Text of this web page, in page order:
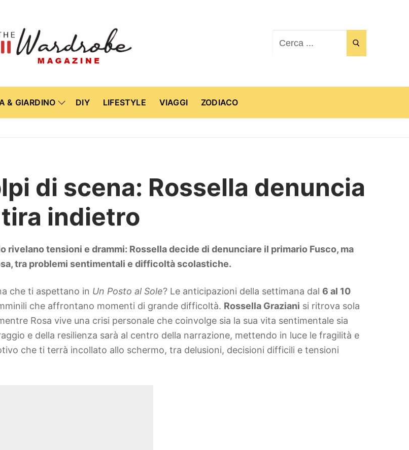
& GIARDINO DIY LIFESTYLE VIAGGI ZODIACO
di scena: Rossella denuncia
tira indietro
rivelano tensioni e drammi: Rossella decide di denunciare il primario Fusco, ma
tra problemi sentimentali e difficoltà scolastiche.
che ti aspettano in Un Posto al Sole? Le anticipazioni della settimana dal 6 al 10
che affrontano momenti di grande difficoltà. Rossella Graziani si ritrova sola
Rosa vive una crisi personale che coinvolge sia la sua vita sentimentale sia
e della resilienza sarà al centro della narrazione, mettendo in luce le fragilità e
che ti terrà incollato allo schermo, tra delusioni, decisioni difficili e tensioni